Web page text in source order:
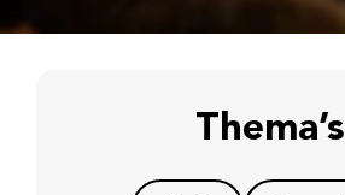
Thema’s